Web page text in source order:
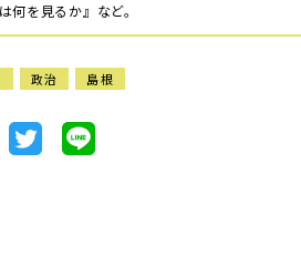
を見るか』など。
政治 島根